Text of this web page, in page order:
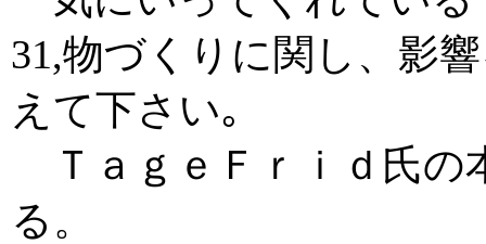
31,物づくりに関し、影
えて下さい｡
ＴａｇｅＦｒｉｄ氏の
る。